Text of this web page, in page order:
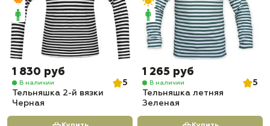
1 830 руб
В наличии
5
Тельняшка 2-й вязки
Черная
1 265 руб
В наличии
5
Тельняшка летняя
Зеленая